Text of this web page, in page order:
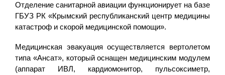
Отделение санитарной авиации функционирует на базе
ГБУЗ РК «Крымский республиканский центр медицины
катастроф и скорой медицинской помощи».
Медицинская эвакуация осуществляется вертолетом
типа «Ансат», который оснащен медицинским модулем
(аппарат ИВЛ, кардиомонитор, пульсоксиметр,